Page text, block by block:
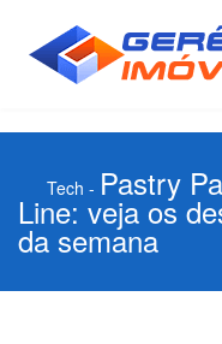
Tech - Pastry
Line: veja os
da semana